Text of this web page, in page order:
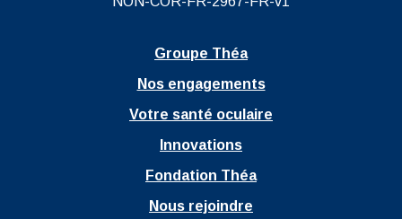
Groupe Théa
Nos engagements
Votre santé oculaire
Innovations
Fondation Théa
Nous rejoindre